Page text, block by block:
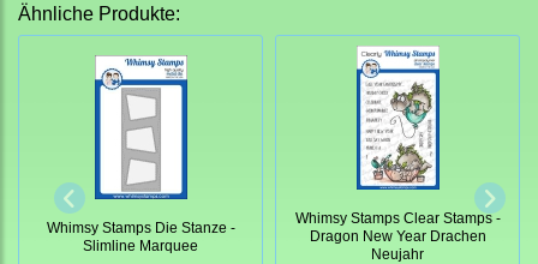
Ähnliche Produkte:
Whimsy Stamps Die Stanze -
Slimline Marquee
Whimsy Stamps Clear Stamps -
Dragon New Year Drachen
Neujahr